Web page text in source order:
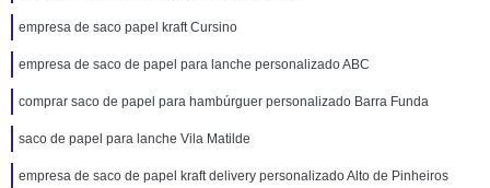
empresa de saco papel kraft Cursino
empresa de saco de papel para lanche personalizado ABC
comprar saco de papel para hambúrguer personalizado Barra Funda
saco de papel para lanche Vila Matilde
empresa de saco de papel kraft delivery personalizado Alto de Pinheiros